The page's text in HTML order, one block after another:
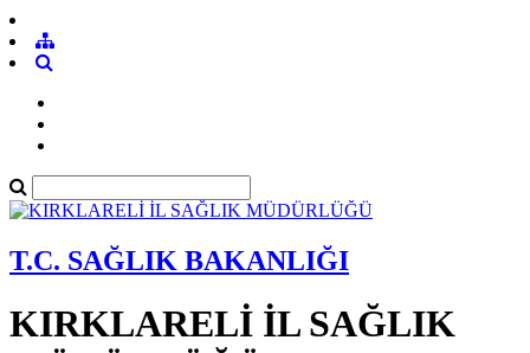
T.C. SAĞLIK BAKANLIĞI
KIRKLARELİ İL SAĞLIK